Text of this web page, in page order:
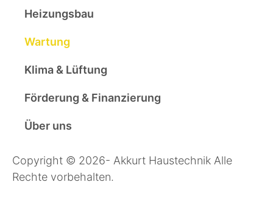
Heizungsbau
Wartung
Klima & Lüftung
Förderung & Finanzierung
Über uns
Copyright © 2026- Akkurt Haustechnik Alle
Rechte vorbehalten.